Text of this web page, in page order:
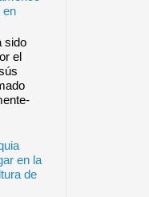
en
sido
el
en la
de